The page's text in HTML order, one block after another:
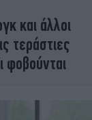
και άλλοι
τεράστιες
φοβούνται